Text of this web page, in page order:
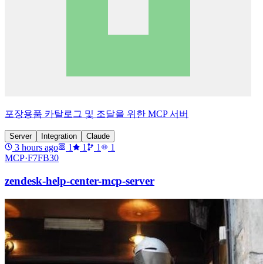
포장용품 카탈로그 및 조달을 위한 MCP 서버
Server Integration Claude
3 hours ago 1 1 1
1
MCP·F7FB30
zendesk-help-center-mcp-server